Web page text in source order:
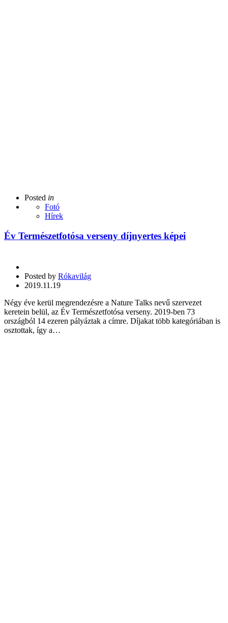
Posted in
Fotó
Hírek
Év Természetfotósa verseny díjnyertes képei
Posted by Rókavilág
2019.11.19
Négy éve kerül megrendezésre a Nature Talks nevű szervezet
keretein belül, az Év Természetfotósa verseny. 2019-ben 73
országból 14 ezeren pályáztak a címre. Díjakat több kategóriában is
osztottak, így a…